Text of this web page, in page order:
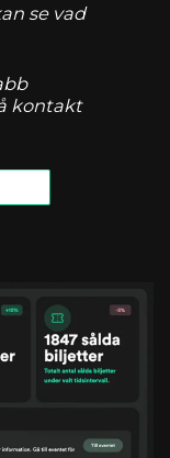
se vad
kontakt